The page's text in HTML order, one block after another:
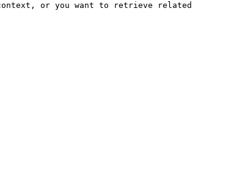
or you want to retrieve related